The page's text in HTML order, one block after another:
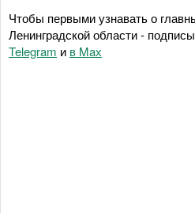
Чтобы первыми узнавать о
Ленинградской области -
Telegram и в Maх